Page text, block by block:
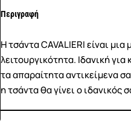
Περιγραφή
Η τσάντα CAVALIERI είναι
λειτουργικότητα. Ιδανική
τα απαραίτητα αντικείμενα
η τσάντα θα γίνει ο